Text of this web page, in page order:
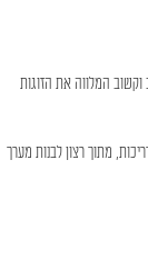
וקשוב המלווה את הזוגות
מתוך רצון לבנות מערך